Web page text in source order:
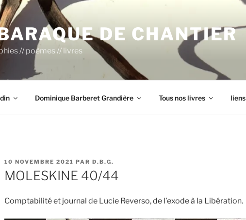
DE CHANTIER
// poèmes // livres
Dominique Barberet Grandière Tous nos livres liens
PUBLIÉ
LE
10 NOVEMBRE 2021 PAR D.B.G.
MOLESKINE 40/44
Comptabilité et journal de Lucie Reverso, de l’exode à la Libération.